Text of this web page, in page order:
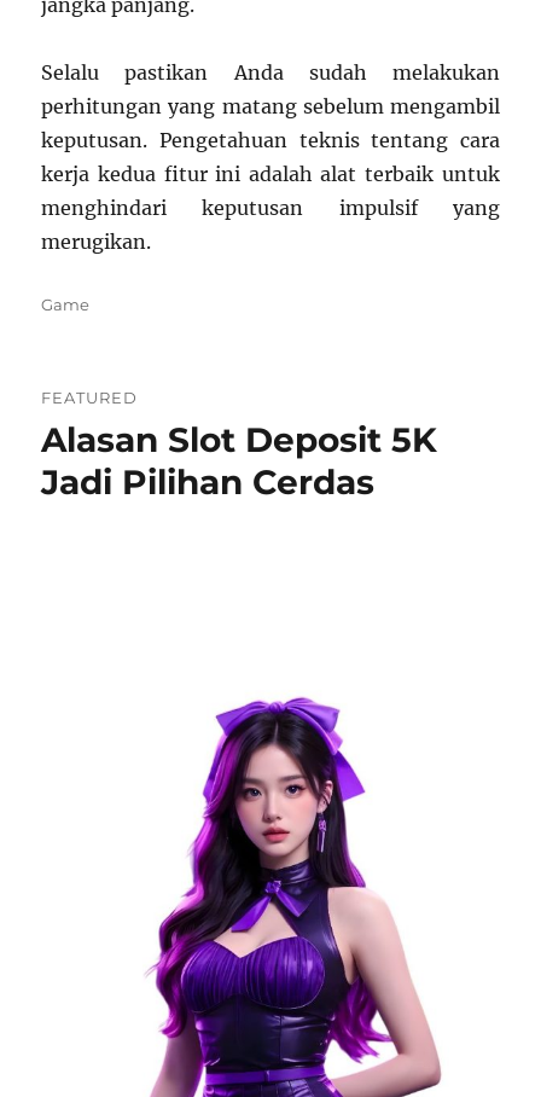
jangka panjang.
Selalu pastikan Anda sudah melakukan
perhitungan yang matang sebelum mengambil
keputusan. Pengetahuan teknis tentang cara
kerja kedua fitur ini adalah alat terbaik untuk
menghindari keputusan impulsif yang
merugikan.
Categories
Game
FEATURED
Alasan Slot Deposit 5K
Jadi Pilihan Cerdas